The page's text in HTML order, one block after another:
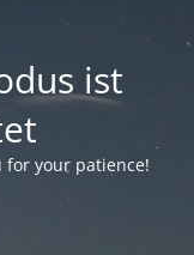
ist
for your patience!